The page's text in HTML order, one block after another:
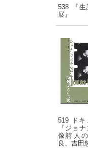
538 『
展』
519 ド
『ジョ
像詩人
良、吉田